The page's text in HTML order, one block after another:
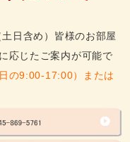
日含め）皆様のお部屋
応じたご案内が可能で
の9:00-17:00）または